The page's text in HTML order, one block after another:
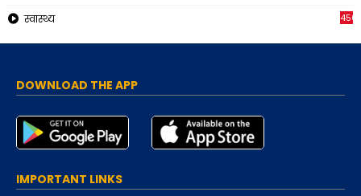
स्वास्थ्य 450
DOWNLOAD THE APP
IMPORTANT LINKS